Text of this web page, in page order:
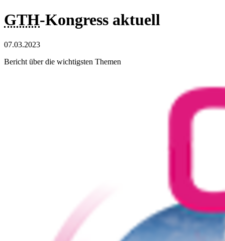
GTH-Kongress aktuell
07.03.2023
Bericht über die wichtigsten Themen